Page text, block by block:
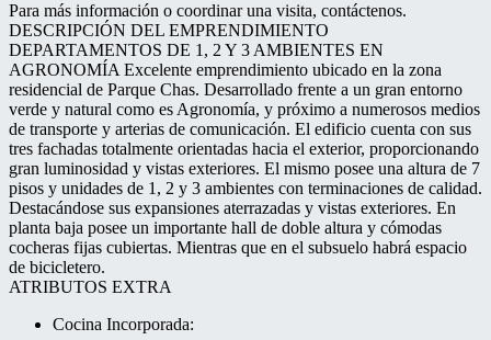
Para más información o coordinar una visita, contáctenos.
DESCRIPCIÓN DEL EMPRENDIMIENTO
DEPARTAMENTOS DE 1, 2 Y 3 AMBIENTES EN
AGRONOMÍA Excelente emprendimiento ubicado en la zona
residencial de Parque Chas. Desarrollado frente a un gran entorno
verde y natural como es Agronomía, y próximo a numerosos medios
de transporte y arterias de comunicación. El edificio cuenta con sus
tres fachadas totalmente orientadas hacia el exterior, proporcionando
gran luminosidad y vistas exteriores. El mismo posee una altura de 7
pisos y unidades de 1, 2 y 3 ambientes con terminaciones de calidad.
Destacándose sus expansiones aterrazadas y vistas exteriores. En
planta baja posee un importante hall de doble altura y cómodas
cocheras fijas cubiertas. Mientras que en el subsuelo habrá espacio
de bicicletero.
ATRIBUTOS EXTRA
Cocina Incorporada: